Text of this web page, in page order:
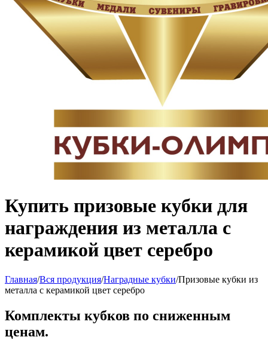
Купить призовые кубки для
награждения из металла с
керамикой цвет серебро
Главная/Вся продукция/Наградные кубки/Призовые кубки из
металла с керамикой цвет серебро
Комплекты кубков по сниженным
ценам.